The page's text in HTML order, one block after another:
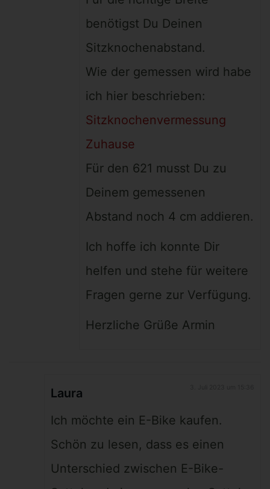
benötigst Du Deinen
Sitzknochenabstand.
Wie der gemessen wird habe
ich hier beschrieben:
Sitzknochenvermessung
Zuhause
Für den 621 musst Du zu
Deinem gemessenen
Abstand noch 4 cm addieren.
Ich hoffe ich konnte Dir
helfen und stehe für weitere
Fragen gerne zur Verfügung.
Herzliche Grüße Armin
Laura
Ich möchte ein E-Bike kaufen.
Schön zu lesen, dass es einen
Unterschied zwischen E-Bike-